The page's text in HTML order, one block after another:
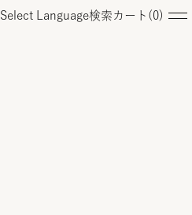
Select Language検索 カート( 0)